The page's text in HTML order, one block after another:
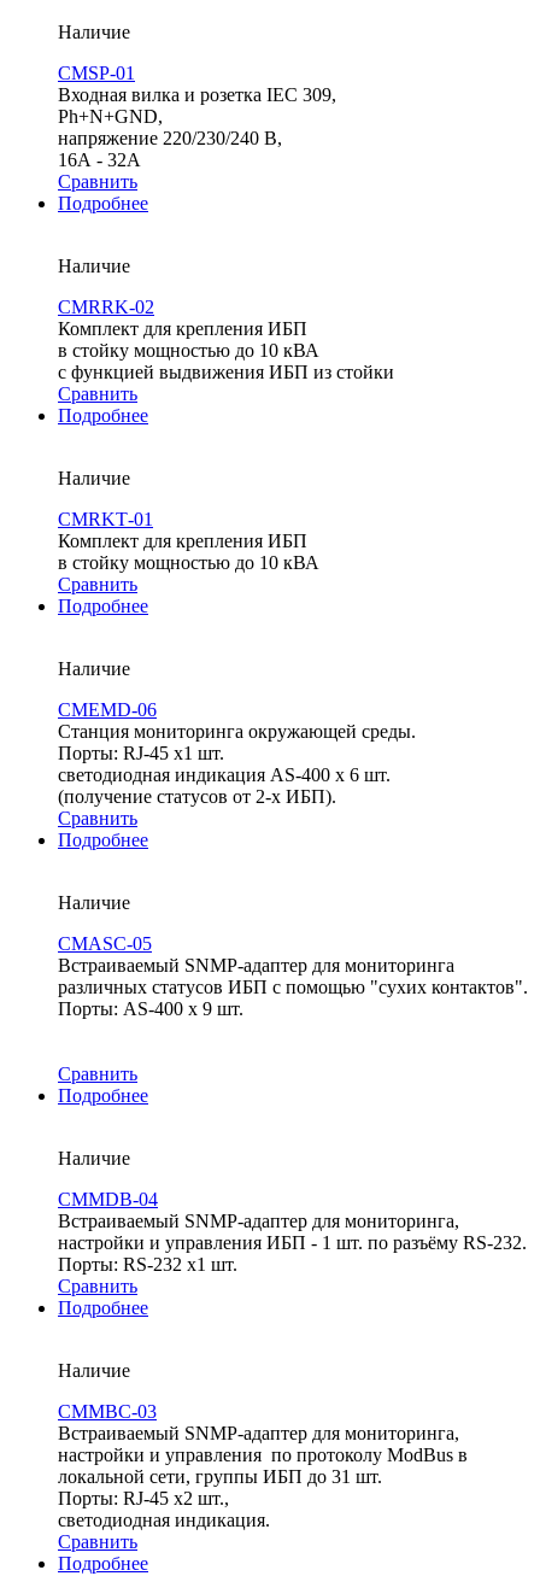
Наличие
CMSP-01
Входная вилка и розетка IEC 309,
Ph+N+GND,
напряжение 220/230/240 В,
16А - 32A
Сравнить
Подробнее
Наличие
CMRRK-02
Комплект для крепления ИБП
в стойку мощностью до 10 кВА
с функцией выдвижения ИБП из стойки
Сравнить
Подробнее
Наличие
CMRKТ-01
Комплект для крепления ИБП
в стойку мощностью до 10 кВА
Сравнить
Подробнее
Наличие
CMEMD-06
Cтанция мониторинга окружающей среды.
Порты: RJ-45 х1 шт.
светодиодная индикация AS-400 х 6 шт.
(получение статусов от 2-х ИБП).
Сравнить
Подробнее
Наличие
CMASC-05
Встраиваемый SNMP-адаптер для мониторинга
различных статусов ИБП с помощью "сухих контактов".
Порты: AS-400 х 9 шт.
Сравнить
Подробнее
Наличие
CMMDB-04
Встраиваемый SNMP-адаптер для мониторинга,
настройки и управления ИБП - 1 шт. по разъёму RS-232.
Порты: RS-232 х1 шт.
Сравнить
Подробнее
Наличие
CMMBC-03
Встраиваемый SNMP-адаптер для мониторинга,
настройки и управления по протоколу ModBus в
локальной сети, группы ИБП до 31 шт.
Порты: RJ-45 х2 шт.,
светодиодная индикация.
Сравнить
Подробнее